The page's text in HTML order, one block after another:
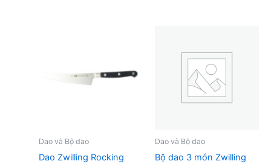
Dao và Bộ dao
Dao Zwilling Rocking
Dao và Bộ dao
Bộ dao 3 món Zwilling